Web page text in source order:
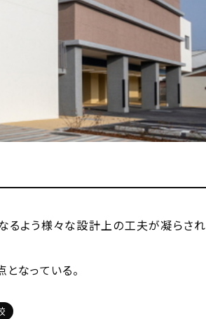
るよう様々な設計上の工夫が凝らされ
なっている。